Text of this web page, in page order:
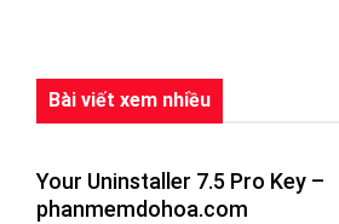
Bài viết xem nhiều
Your Uninstaller 7.5 Pro Key –
phanmemdohoa.com